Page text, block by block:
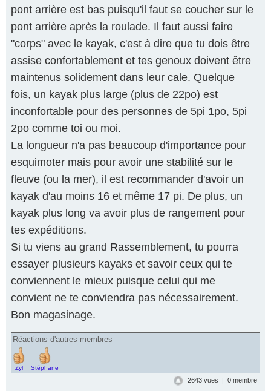
pont arrière est bas puisqu'il faut se coucher sur le
pont arrière après la roulade. Il faut aussi faire
"corps" avec le kayak, c'est à dire que tu dois être
assise confortablement et tes genoux doivent être
maintenus solidement dans leur cale. Quelque
fois, un kayak plus large (plus de 22po) est
inconfortable pour des personnes de 5pi 1po, 5pi
2po comme toi ou moi.
La longueur n'a pas beaucoup d'importance pour
esquimoter mais pour avoir une stabilité sur le
fleuve (ou la mer), il est recommander d'avoir un
kayak d'au moins 16 et même 17 pi. De plus, un
kayak plus long va avoir plus de rangement pour
tes expéditions.
Si tu viens au grand Rassemblement, tu pourra
essayer plusieurs kayaks et savoir ceux qui te
conviennent le mieux puisque celui qui me
convient ne te conviendra pas nécessairement.
Bon magasinage.
Réactions d'autres membres
Zyl Stéphane
2643 vues | 0 membre